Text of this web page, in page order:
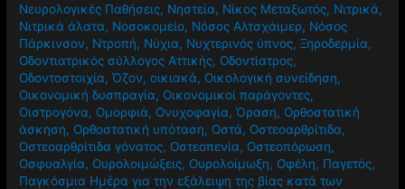
Νευρολογικές Παθήσεις, Νηστεία, Νίκος Μεταξωτός, Νιτρικά,
Νιτρικά άλατα, Νοσοκομείο, Νόσος Αλτσχάιμερ, Νόσος
Πάρκινσον, Ντροπή, Νύχια, Νυχτερινός ύπνος,Ξηροδερμία,
Οδοντιατρικός σύλλογος Αττικής, Οδοντίατρος,
Οδοντοστοιχία,Όζον,οικιακά, Οικολογική συνείδηση,
Οικονομική δυσπραγία, Οικονομικοί παράγοντες,
Οιστρογόνα, Ομορφιά, Ονυχοφαγία,Όραση, Ορθοστατική
άσκηση, Ορθοστατική υπόταση, Οστά, Οστεοαρθρίτιδα,
Οστεοαρθρίτιδα γόνατος, Οστεοπενία, Οστεοπόρωση,
Οσφυαλγία, Ουρολοιμώξεις, Ουρολοίμωξη, Οφέλη, Παγετός,
Παγκόσμια Ημέρα για την εξάλειψη της βίας κατά των